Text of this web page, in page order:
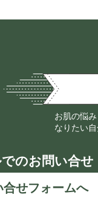
お肌の悩
なりたい
のお問い合せ
合せフォームへ